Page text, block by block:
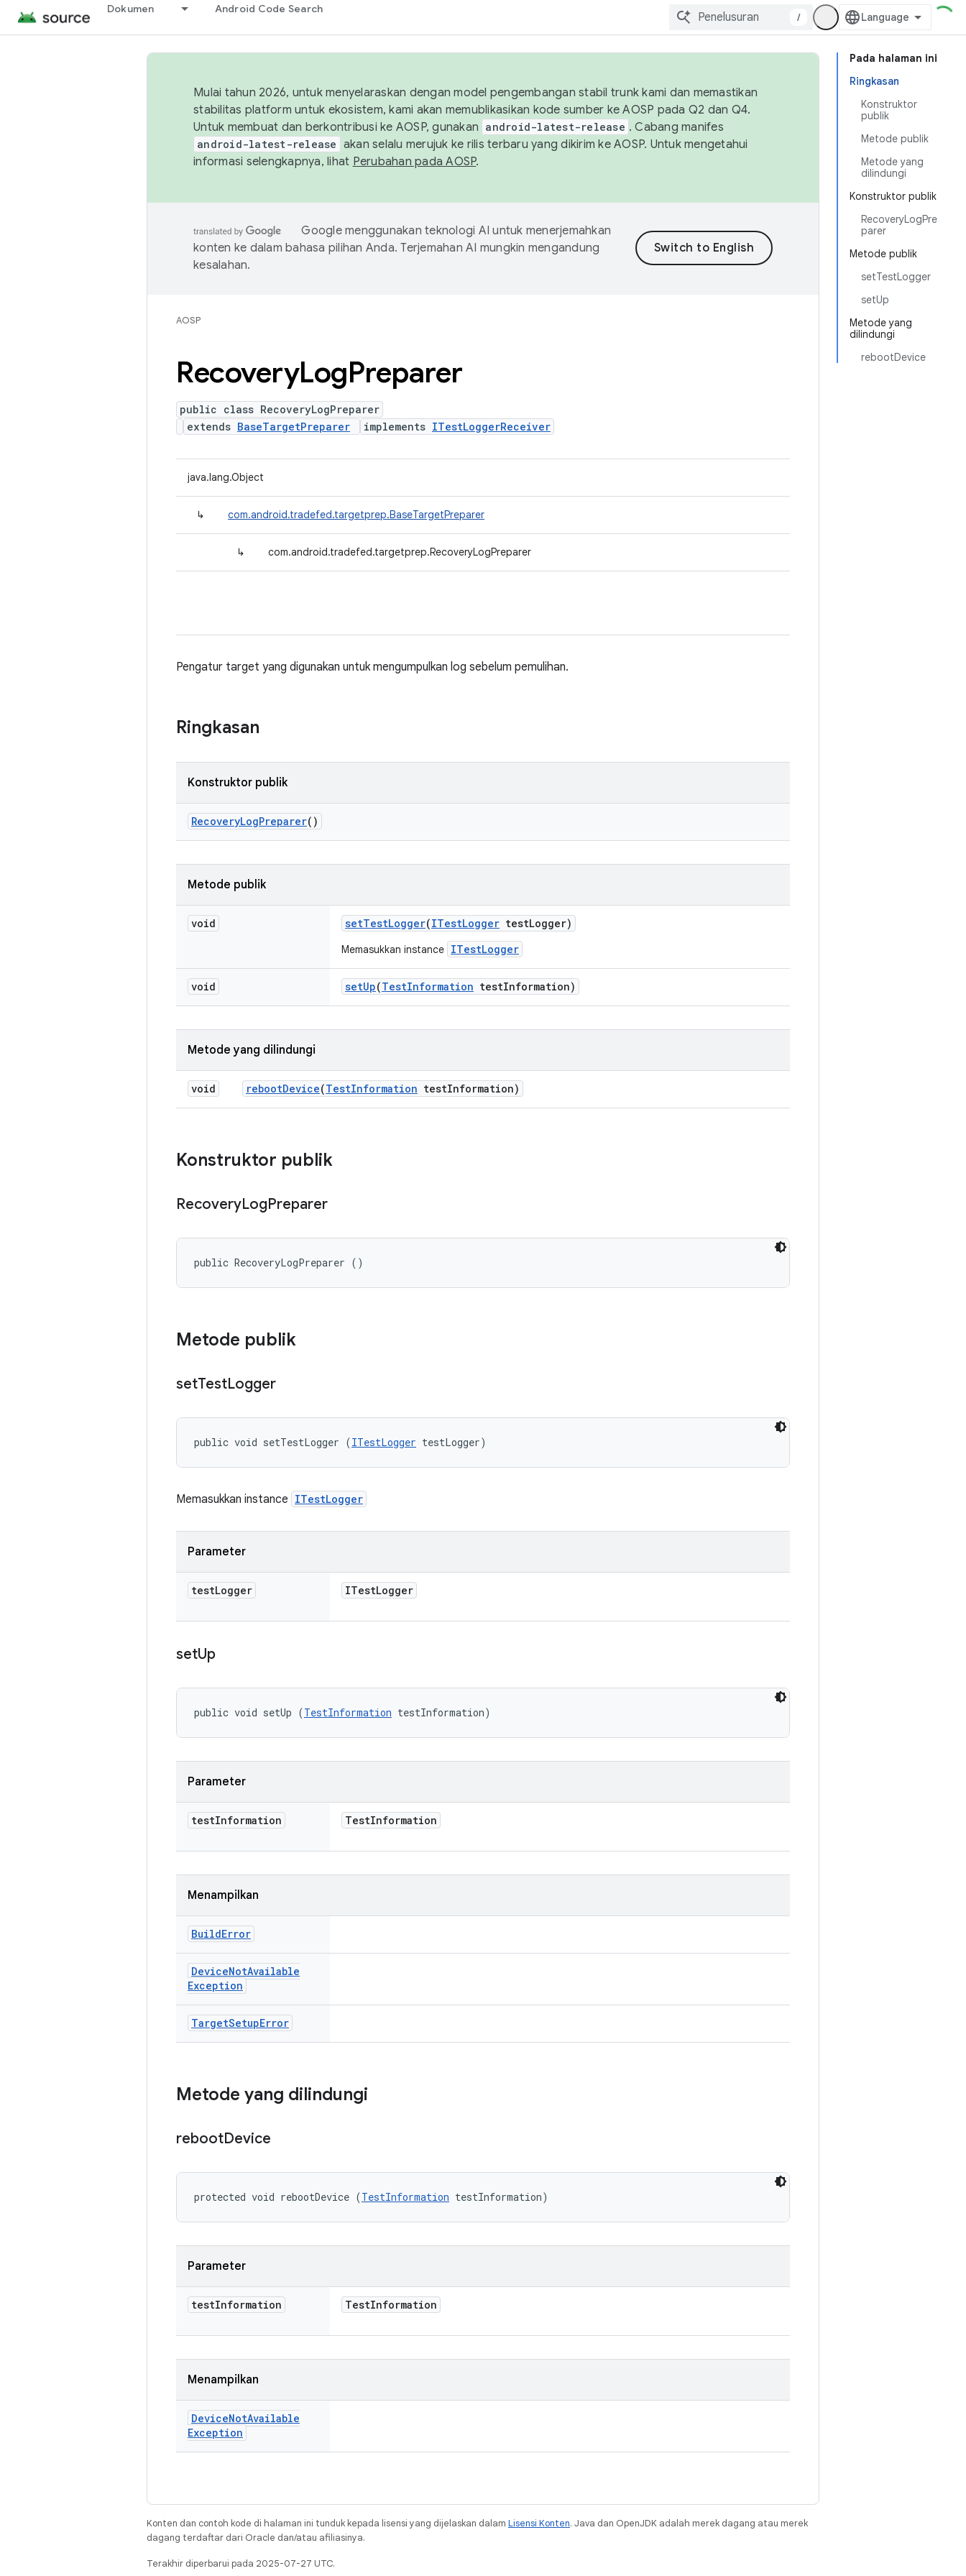
Dokumen Android Code Search
/
Pada halaman ini
Ringkasan
Konstruktor
publik
Metode publik
Metode yang
dilindungi
Konstruktor publik
RecoveryLogPre
parer
Metode publik
setTestLogger
setUp
Metode yang
dilindungi
rebootDevice
Mulai tahun 2026, untuk menyelaraskan dengan model pengembangan stabil trunk kami dan memastikan
stabilitas platform untuk ekosistem, kami akan memublikasikan kode sumber ke AOSP pada Q2 dan Q4.
Untuk membuat dan berkontribusi ke AOSP, gunakan android-latest-release . Cabang manifes
android-latest-release akan selalu merujuk ke rilis terbaru yang dikirim ke AOSP. Untuk mengetahui
informasi selengkapnya, lihat Perubahan pada AOSP.
Google menggunakan teknologi AI untuk menerjemahkan
konten ke dalam bahasa pilihan Anda. Terjemahan AI mungkin mengandung
kesalahan.
AOSP
RecoveryLogPreparer
public class RecoveryLogPreparer
extends BaseTargetPreparer implements ITestLoggerReceiver
java.lang.Object
↳ com.android.tradefed.targetprep.BaseTargetPreparer
↳ com.android.tradefed.targetprep.RecoveryLogPreparer
Pengatur target yang digunakan untuk mengumpulkan log sebelum pemulihan.
Ringkasan
Konstruktor publik
RecoveryLogPreparer()
Metode publik
void setTestLogger(ITestLogger testLogger)
Memasukkan instance ITestLogger
void setUp(TestInformation testInformation)
Metode yang dilindungi
void rebootDevice(TestInformation testInformation)
Konstruktor publik
RecoveryLogPreparer
public RecoveryLogPreparer ()
Metode publik
setTestLogger
public void setTestLogger (ITestLogger testLogger)
Memasukkan instance ITestLogger
Parameter
testLogger ITestLogger
setUp
public void setUp (TestInformation testInformation)
Parameter
testInformation TestInformation
Menampilkan
BuildError
DeviceNotAvailable
Exception
TargetSetupError
Metode yang dilindungi
rebootDevice
protected void rebootDevice (TestInformation testInformation)
Parameter
testInformation TestInformation
Menampilkan
DeviceNotAvailable
Exception
Konten dan contoh kode di halaman ini tunduk kepada lisensi yang dijelaskan dalam Lisensi Konten. Java dan OpenJDK adalah merek dagang atau merek
dagang terdaftar dari Oracle dan/atau afiliasinya.
Terakhir diperbarui pada 2025-07-27 UTC.